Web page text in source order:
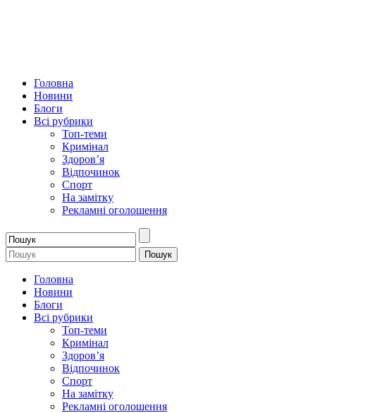
Головна
Новини
Блоги
Всі рубрики
Топ-теми
Кримінал
Здоров’я
Відпочинок
Спорт
На замітку
Рекламні оголошення
Головна
Новини
Блоги
Всі рубрики
Топ-теми
Кримінал
Здоров’я
Відпочинок
Спорт
На замітку
Рекламні оголошення